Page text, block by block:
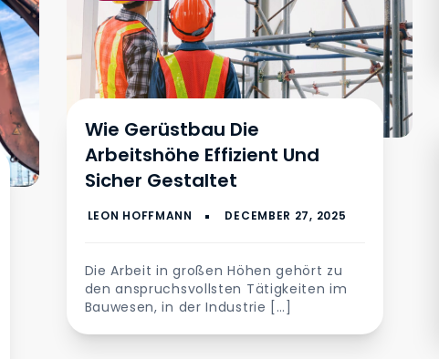
Wie Gerüstbau Die
Arbeitshöhe Effizient Und
Sicher Gestaltet
Die Arbeit in großen Höhen gehört zu
den anspruchsvollsten Tätigkeiten im
Bauwesen, in der Industrie […]